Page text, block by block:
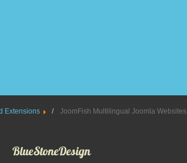
Extensions JoomFish Multilingual Joomla Websites
BlueStoneDesign